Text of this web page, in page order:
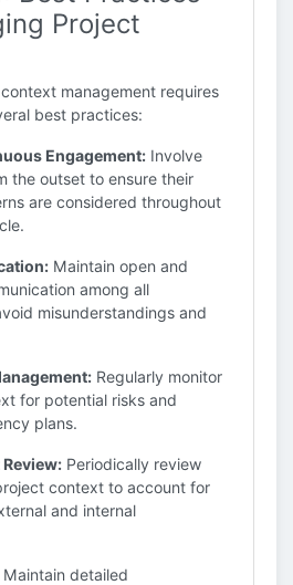
Project
management requires
best practices:
Engagement: Involve
the outset to ensure their
are considered throughout
Maintain open and
among all
misunderstandings and
Regularly monitor
for potential risks and
plans.
Periodically review
context to account for
and internal
Maintain detailed